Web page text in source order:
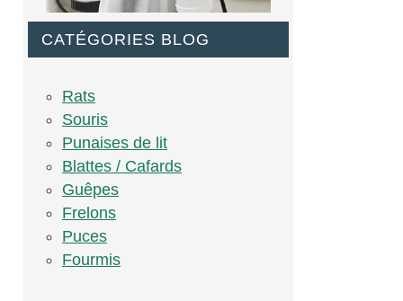
CATÉGORIES BLOG
Rats
Souris
Punaises de lit
Blattes / Cafards
Guêpes
Frelons
Puces
Fourmis